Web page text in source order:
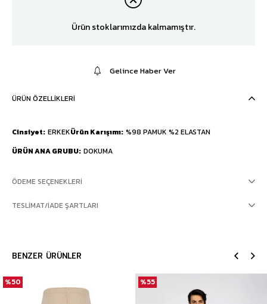
Ürün stoklarımızda kalmamıştır.
Gelince Haber Ver
ÜRÜN ÖZELLIKLERI
Cinsiyet ERKEKÜrün Karışımı %98 PAMUK %2 ELASTAN
ÜRÜN ANA GRUBU DOKUMA
ÖDEME SEÇENEKLERI
TESLIMAT/İADE ŞARTLARI
BENZER ÜRÜNLER
%50 %55